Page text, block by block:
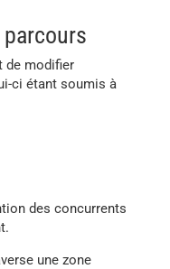
de modifier
ci étant soumis à
des concurrents
une zone